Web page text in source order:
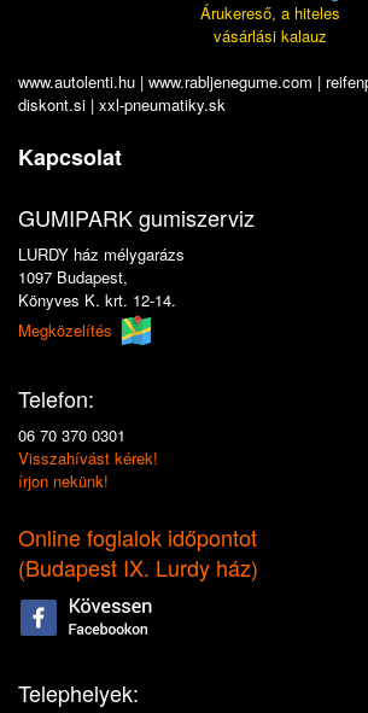
Árukereső, a hiteles
vásárlási kalauz
www.autolenti.hu | www.rabljenegume.com |
diskont.si | xxl-pneumatiky.sk
Kapcsolat
GUMIPARK gumiszerviz
LURDY ház mélygarázs
1097 Budapest,
Könyves K. krt. 12-14.
Megközelítés
Telefon:
06 70 370 0301
Visszahívást kérek!
írjon nekünk!
Online foglalok időpontot
(Budapest IX. Lurdy ház)
Telephelyek: